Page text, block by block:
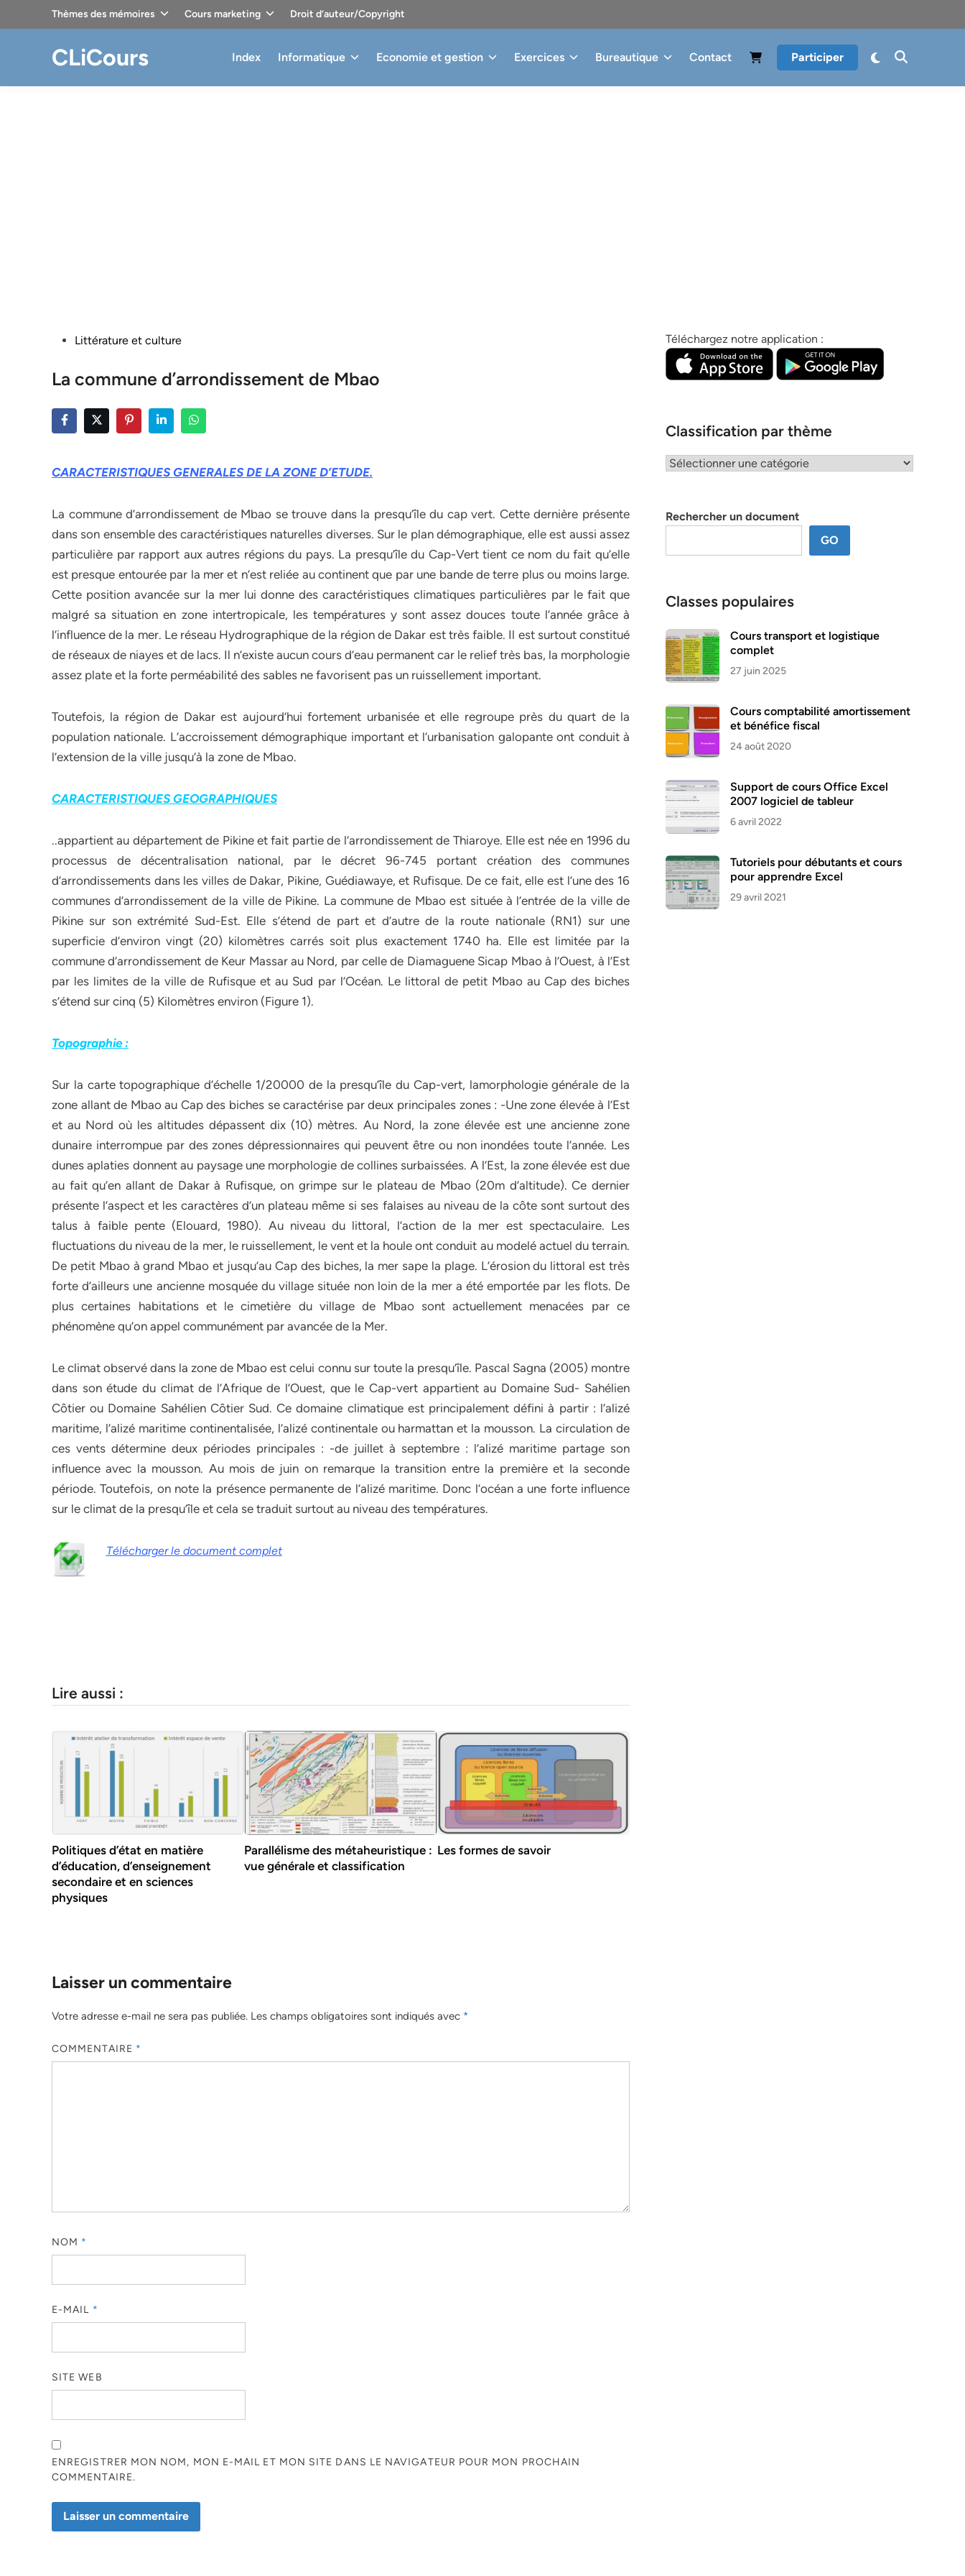
Thèmes des mémoires Cours marketing Droit d’auteur/Copyright
CLiCours Index Informatique Economie et gestion Exercices Bureautique Contact Participer
PostedLittérature et culture
La commune d’arrondissement de Mbao
CARACTERISTIQUES GENERALES DE LA ZONE D’ETUDE.
La commune d’arrondissement de Mbao se trouve dans la presqu’île du cap vert. Cette dernière présente
dans son ensemble des caractéristiques naturelles diverses. Sur le plan démographique, elle est aussi assez
particulière par rapport aux autres régions du pays. La presqu’île du Cap-Vert tient ce nom du fait qu’elle
est presque entourée par la mer et n’est reliée au continent que par une bande de terre plus ou moins large.
Cette position avancée sur la mer lui donne des caractéristiques climatiques particulières par le fait que
malgré sa situation en zone intertropicale, les températures y sont assez douces toute l’année grâce à
l’influence de la mer. Le réseau Hydrographique de la région de Dakar est très faible. Il est surtout constitué
de réseaux de niayes et de lacs. Il n’existe aucun cours d’eau permanent car le relief très bas, la morphologie
assez plate et la forte perméabilité des sables ne favorisent pas un ruissellement important.
Toutefois, la région de Dakar est aujourd’hui fortement urbanisée et elle regroupe près du quart de la
population nationale. L’accroissement démographique important et l’urbanisation galopante ont conduit à
l’extension de la ville jusqu’à la zone de Mbao.
CARACTERISTIQUES GEOGRAPHIQUES
..appartient au département de Pikine et fait partie de l’arrondissement de Thiaroye. Elle est née en 1996 du
processus de décentralisation national, par le décret 96-745 portant création des communes
d’arrondissements dans les villes de Dakar, Pikine, Guédiawaye, et Rufisque. De ce fait, elle est l’une des 16
communes d’arrondissement de la ville de Pikine. La commune de Mbao est située à l’entrée de la ville de
Pikine sur son extrémité Sud-Est. Elle s’étend de part et d’autre de la route nationale (RN1) sur une
superficie d’environ vingt (20) kilomètres carrés soit plus exactement 1740 ha. Elle est limitée par la
commune d’arrondissement de Keur Massar au Nord, par celle de Diamaguene Sicap Mbao à l’Ouest, à l’Est
par les limites de la ville de Rufisque et au Sud par l’Océan. Le littoral de petit Mbao au Cap des biches
s’étend sur cinq (5) Kilomètres environ (Figure 1).
Topographie :
Sur la carte topographique d’échelle 1/20000 de la presqu’île du Cap-vert, lamorphologie générale de la
zone allant de Mbao au Cap des biches se caractérise par deux principales zones : -Une zone élevée à l’Est
et au Nord où les altitudes dépassent dix (10) mètres. Au Nord, la zone élevée est une ancienne zone
dunaire interrompue par des zones dépressionnaires qui peuvent être ou non inondées toute l’année. Les
dunes aplaties donnent au paysage une morphologie de collines surbaissées. A l’Est, la zone élevée est due
au fait qu’en allant de Dakar à Rufisque, on grimpe sur le plateau de Mbao (20m d’altitude). Ce dernier
présente l’aspect et les caractères d’un plateau même si ses falaises au niveau de la côte sont surtout des
talus à faible pente (Elouard, 1980). Au niveau du littoral, l’action de la mer est spectaculaire. Les
fluctuations du niveau de la mer, le ruissellement, le vent et la houle ont conduit au modelé actuel du terrain.
De petit Mbao à grand Mbao et jusqu’au Cap des biches, la mer sape la plage. L’érosion du littoral est très
forte d’ailleurs une ancienne mosquée du village située non loin de la mer a été emportée par les flots. De
plus certaines habitations et le cimetière du village de Mbao sont actuellement menacées par ce
phénomène qu’on appel communément par avancée de la Mer.
Le climat observé dans la zone de Mbao est celui connu sur toute la presqu’île. Pascal Sagna (2005) montre
dans son étude du climat de l’Afrique de l’Ouest, que le Cap-vert appartient au Domaine Sud- Sahélien
Côtier ou Domaine Sahélien Côtier Sud. Ce domaine climatique est principalement défini à partir : l’alizé
maritime, l’alizé maritime continentalisée, l’alizé continentale ou harmattan et la mousson. La circulation de
ces vents détermine deux périodes principales : -de juillet à septembre : l’alizé maritime partage son
influence avec la mousson. Au mois de juin on remarque la transition entre la première et la seconde
période. Toutefois, on note la présence permanente de l’alizé maritime. Donc l’océan a une forte influence
sur le climat de la presqu’île et cela se traduit surtout au niveau des températures.
Télécharger le document complet
Lire aussi :
Politiques d’état en matière
d’éducation, d’enseignement
secondaire et en sciences
physiques
Parallélisme des métaheuristique :
vue générale et classification
Les formes de savoir
Laisser un commentaire
Votre adresse e-mail ne sera pas publiée. Les champs obligatoires sont indiqués avec *
COMMENTAIRE *
NOM *
E-MAIL *
SITE WEB
ENREGISTRER MON NOM, MON E-MAIL ET MON SITE DANS LE NAVIGATEUR POUR MON PROCHAIN
COMMENTAIRE.
Téléchargez notre application :
Classification par thème
Classification
Rechercher un document
GO
Classes populaires
Cours transport et logistique
complet
27 juin 2025
Cours comptabilité amortissement
et bénéfice fiscal
24 août 2020
Support de cours Office Excel
2007 logiciel de tableur
6 avril 2022
Tutoriels pour débutants et cours
pour apprendre Excel
29 avril 2021